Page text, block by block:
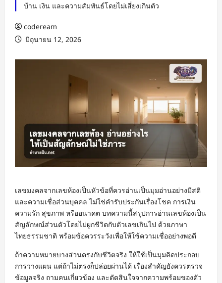
บ้าน เงิน และความสัมพันธ์โดยไม่เสี่ยงเกินตัว
codeream
มิถุนายน 12, 2026
เลขมงคลจากเลขห้องเป็นหัวข้อที่ควรอ่านเป็นมุมอ่านอย่างมีสติ
และความเชื่อส่วนบุคคล ไม่ใช่คำรับประกันเรื่องโชค การเงิน
ความรัก สุขภาพ หรืออนาคต บทความนี้สรุปการอ่านเลขห้องเป็น
สัญลักษณ์ส่วนตัวโดยไม่ผูกชีวิตกับตัวเลขเกินไป ด้วยภาษา
ไทยธรรมชาติ พร้อมข้อควรระวังเพื่อให้ใช้ความเชื่ออย่างพอดี
ถ้าความหมายบางส่วนตรงกับชีวิตจริง ให้ใช้เป็นมุมคิดประกอบ
การวางแผน แต่ถ้าไม่ตรงก็ปล่อยผ่านได้ เรื่องสำคัญยังควรตรวจ
ข้อมูลจริง ถามคนเกี่ยวข้อง และตัดสินใจจากความพร้อมของตัว